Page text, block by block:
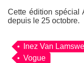
Cette édition spécial
depuis le 25 octobre.
Inez Van
Vogue